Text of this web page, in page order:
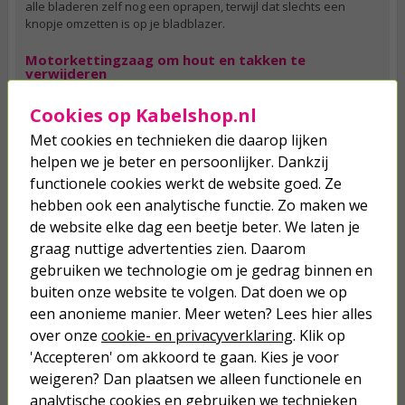
alle bladeren zelf nog een oprapen, terwijl dat slechts een
knopje omzetten is op je bladblazer.
Motorkettingzaag om hout en takken te
verwijderen
blokkeren of regelmatig brandhout moet hakken. Dan zorgt een
kettingzaag ervoor dat je straks binnen de kortste keren klaar
bent. Een kettingzaag is namelijk gemotoriseerd, hierdoor zaagt
hij moeiteloos door hout heen. Verder zijn onze kettingzagen
uitgerust met de nodige extra beveiligingsmaatregelen. Zo
beschikken modellen bijvoorbeeld over een dubbel
remsysteem en stop de zaag ook als hij valt of als er terugslag
optreedt. Verder is het belangrijk om te kijken naar het gewicht
van de kettingzaag, je wilt namelijk dat je ten alle tijden de
controle over de zaag kunt behouden. Een kleiner model
kettingzaag gaat vaak gepaard met een lichter gewicht en is
daarom makkelijker te controleren, maar vaak minder krachtig.
Klaar met een hele dag zwetend in de tuin te werken. Bestel dan
vandaag nog elektrisch tuingereedschap bij Kabelshop.nl. Bij ons geldt
namelijk: op werkdagen voor 23:59 besteld, morgen in huis. Heb je
toch nog een vraag of twijfel je ergens over? Neem dan gerust contact
Cookies op Kabelshop.nl
Met cookies en technieken die daarop lijken
helpen we je beter en persoonlijker. Dankzij
functionele cookies werkt de website goed. Ze
hebben ook een analytische functie. Zo maken we
de website elke dag een beetje beter. We laten je
graag nuttige advertenties zien. Daarom
gebruiken we technologie om je gedrag binnen en
buiten onze website te volgen. Dat doen we op
een anonieme manier. Meer weten? Lees hier alles
over onze cookie- en privacyverklaring. Klik op
'Accepteren' om akkoord te gaan. Kies je voor
weigeren? Dan plaatsen we alleen functionele en
analytische cookies en gebruiken we technieken